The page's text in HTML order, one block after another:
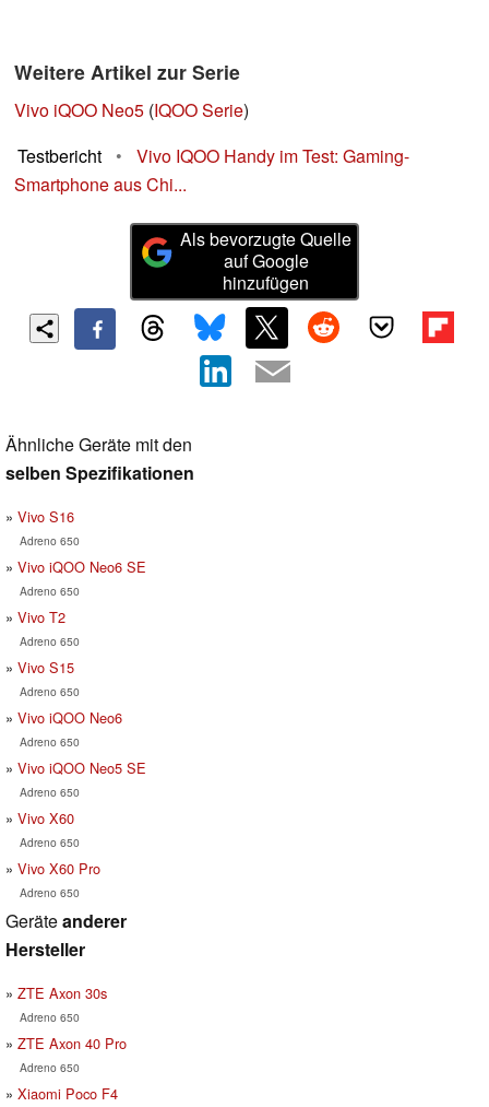
Weitere Artikel zur Serie
Vivo iQOO Neo5 (IQOO Serie)
Testbericht
•
Vivo IQOO Handy im Test: Gaming-
Smartphone aus Chi...
Als bevorzugte Quelle
auf Google
hinzufügen
Ähnliche Geräte mit den
selben Spezifikationen
Vivo S16
Adreno 650
Vivo iQOO Neo6 SE
Adreno 650
Vivo T2
Adreno 650
Vivo S15
Adreno 650
Vivo iQOO Neo6
Adreno 650
Vivo iQOO Neo5 SE
Adreno 650
Vivo X60
Adreno 650
Vivo X60 Pro
Adreno 650
Geräteanderer
Hersteller
ZTE Axon 30s
Adreno 650
ZTE Axon 40 Pro
Adreno 650
Xiaomi Poco F4